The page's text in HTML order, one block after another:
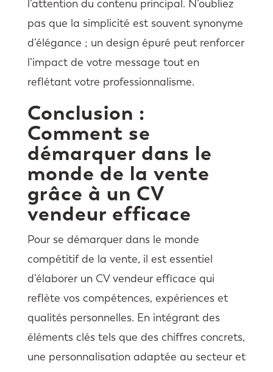
l’attention du contenu principal. N’oubliez
pas que la simplicité est souvent synonyme
d’élégance ; un design épuré peut renforcer
l’impact de votre message tout en
reflétant votre professionnalisme.
Conclusion :
Comment se
démarquer dans le
monde de la vente
grâce à un CV
vendeur efficace
Pour se démarquer dans le monde
compétitif de la vente, il est essentiel
d’élaborer un CV vendeur efficace qui
reflète vos compétences, expériences et
qualités personnelles. En intégrant des
éléments clés tels que des chiffres concrets,
une personnalisation adaptée au secteur et